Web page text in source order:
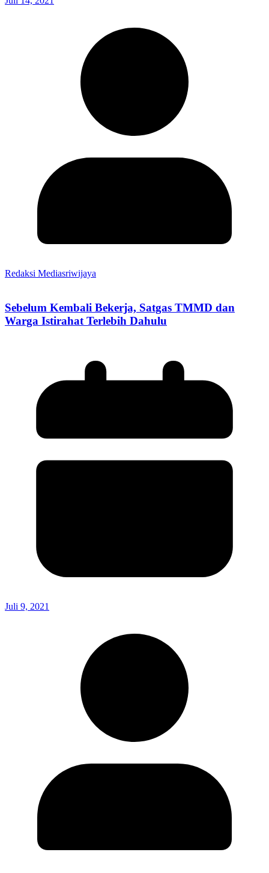
Redaksi Mediasriwijaya
Sebelum Kembali Bekerja, Satgas TMMD dan
Warga Istirahat Terlebih Dahulu
Juli 9, 2021